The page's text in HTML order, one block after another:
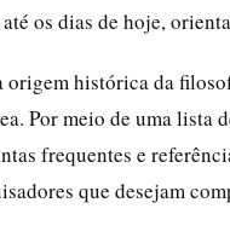
os dias de hoje,
histórica da
Por meio de uma lista
frequentes e
que desejam